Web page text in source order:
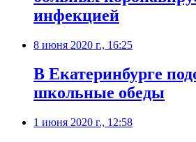
инфекцией
8 июня 2020 г., 16:25
В Екатеринбурге
школьные обеды
1 июня 2020 г., 12:58